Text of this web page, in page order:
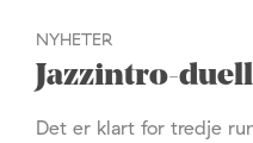
NYHETER
Jazzintro-
Det er klart for tredje